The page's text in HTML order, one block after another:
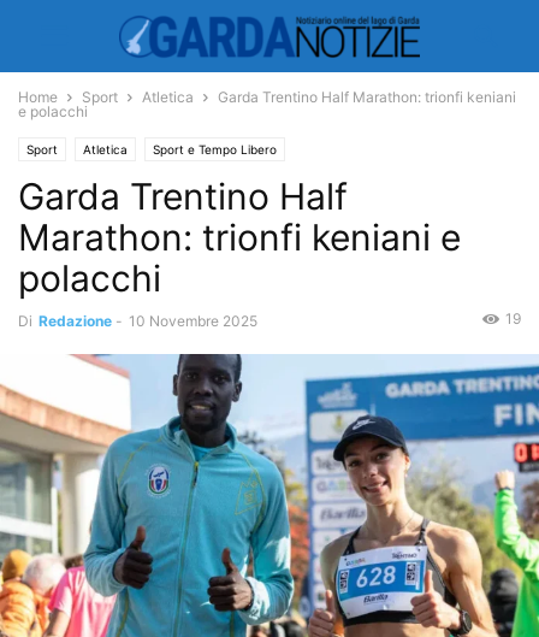
Home Sport Atletica
Garda Trentino Half Marathon: trionfi keniani
e polacchi
Sport Atletica Sport e Tempo Libero
Garda Trentino Half
Marathon: trionfi keniani e
polacchi
Di Redazione - 10 Novembre 2025 19